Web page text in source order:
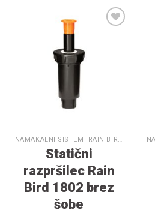
NAMAKALNI SISTEMI RAIN BIRD
Statični
razpršilec Rain
Bird 1802 brez
šobe